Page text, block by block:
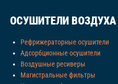
ОСУШИТЕЛИ ВОЗДУХА
Рефрижераторные осушители
Адсорбционные осушители
Воздушные ресиверы
Магистральные фильтры